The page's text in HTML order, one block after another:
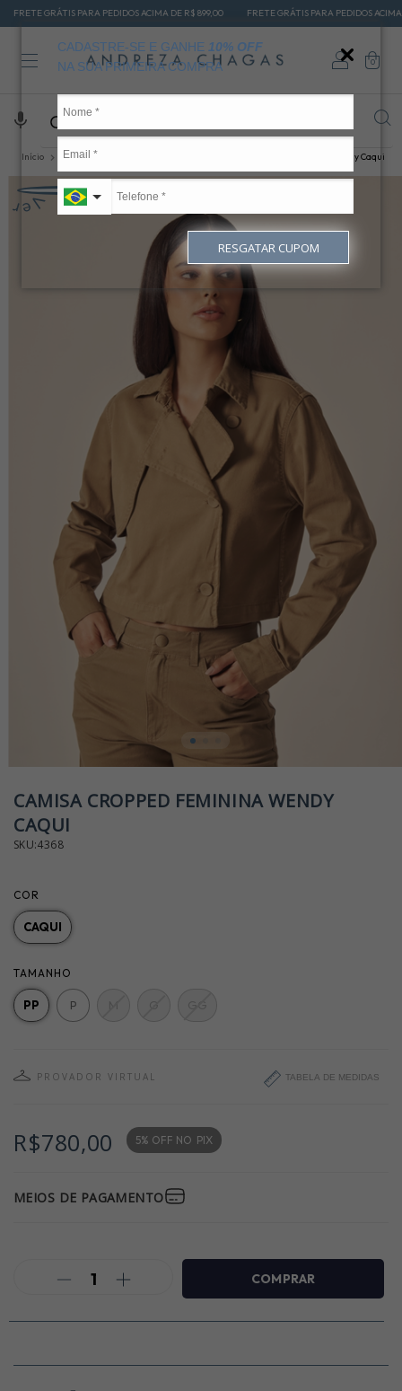
CADASTRE-SE E GANHE 10% OFF
NA SUA PRIMEIRA COMPRA
RESGATAR CUPOM
PARA PEDIDOS ACIMA DE R$ 899,00 FRETE GRÁTIS PARA PEDIDOS ACIMA DE R$ 899,00
0
Início OUTROS PRODUTOS Camisa Cropped Feminina Wendy Caqui
CAMISA CROPPED FEMININA WENDY
CAQUI
SKU:4368
TAMANHO
PP P
COR
CAQUI
PROVADOR VIRTUAL TABELA DE MEDIDAS
R$780,00 5% OFF NO PIX
MEIOS DE PAGAMENTO